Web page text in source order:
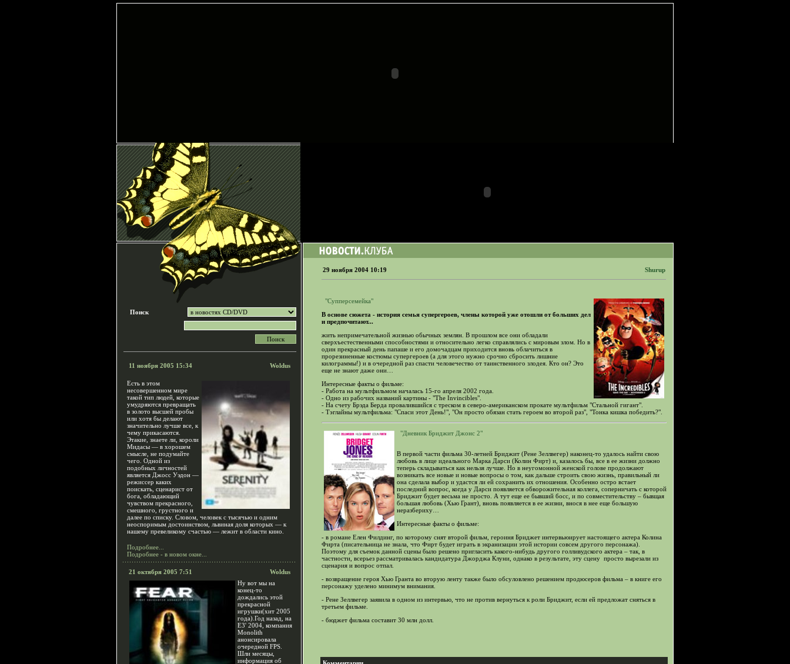
Поиск
11 ноября 2005 15:34 Woldus
Есть в этом
несовершенном мире
такой тип людей, которые
умудряются превращать
в золото высшей пробы
или хотя бы делают
значительно лучше все, к
чему прикасаются.
Этакие, знаете ли, короли
Мидасы — в хорошем
смысле, не подумайте
чего. Одной из
подобных личностей
является Джосс Уэдон —
режиссер каких
поискать, сценарист от
бога, обладающий
чувством прекрасного,
смешного, грустного и
далее по списку. Словом, человек с тысячью и одним
неоспоримым достоинством, львиная доля которых — к
нашему превеликому счастью — лежит в области кино.
Подробнее...
Подробнее - в новом окне...
21 октября 2005 7:51
Woldus
Ну вот мы на
конец-то
дождались этой
прекрасной
игрушки(хит 2005
года).Год назад, на
Е3' 2004, компания
Monolith
анонсировала
очередной FPS.
Шли месяцы,
информация об
29 ноября 2004 10:19 Shurup
"Супперсемейка"
В основе сюжета - история семья супергероев, члены которой уже отошли от больших дел
и предпочитают...
жить непримечательной жизнью обычных землян. В прошлом все они обладали
сверхъестественными способностями и относительно легко справлялись с мировым злом. Но в
один прекрасный день папаше и его домочадцам приходится вновь облачиться в
прорезиненные костюмы супергероев (а для этого нужно срочно сбросить лишние
килограммы!) и в очередной раз спасти человечество от таинственного злодея. Кто он? Это
еще не знают даже они…
Интересные факты о фильме:
- Работа на мультфильмом началась 15-го апреля 2002 года.
- Одно из рабочих названий картины - "The Invincibles".
- На счету Брэда Берда провалившийся с треском в северо-американском прокате мультфильм "Стальной гигант".
- Тэглайны мультфильма: "Спаси этот День!", "Он просто обязан стать героем во второй раз", "Тонка кишка победить?".
"Дневник Бриджит Джонс 2"
В первой части фильма 30-летней Бриджит (Рене Зеллвегер) наконец-то удалось найти свою
любовь в лице идеального Марка Дарси (Колин Фирт) и, казалось бы, все в ее жизни должно
теперь складываться как нельзя лучше. Но в неугомонной женской голове продолжают
возникать все новые и новые вопросы о том, как дальше строить свою жизнь, правильный ли
она сделала выбор и удастся ли ей сохранить их отношения. Особенно остро встает
последний вопрос, когда у Дарси появляется обворожительная коллега, соперничать с которой
Бриджит будет весьма не просто. А тут еще ее бывший босс, и по совместительству – бывщая
большая любовь (Хью Грант), вновь появляется в ее жизни, внося в нее еще большую
неразбериху…
Интересные факты о фильме:
- в романе Елен Филдинг, по которому снят второй фильм, героиня Бриджет интервьюирует настоящего актера Колина
Фирта (писательница не знала, что Фирт будет играть в экранизации этой истории совсем другого персонажа).
Поэтому для съемок данной сцены было решено пригласить какого-нибудь другого голливудского актера – так, в
частности, всерьез рассматривалась кандидатура Джорджа Клуни, однако в результате, эту сцену просто вырезали из
сценария и вопрос отпал.
- возвращение героя Хью Гранта во вторую ленту также было обсуловлено решением продюсеров фильма – в книге его
персонажу уделено минимум внимания.
- Рене Зеллвегер заявила в одном из интервью, что не против вернуться к роли Бриджит, если ей предложат сняться в
третьем фильме.
- бюджет фильма составит 30 млн долл.